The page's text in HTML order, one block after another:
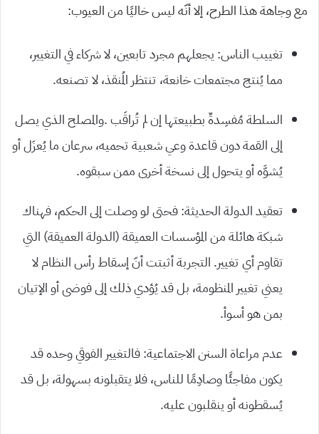
مع وجاهة هذا الطرح، إلا أنّه ليس خاليًا من العيوب:
تغييب الناس: يجعلهم مجرد تابعين، لا شركاء في التغيير،
مما يُنتج مجتمعات خانعة، تنتظر المُنقذ، لا تصنعه.
السلطة مُفسِدةٌ بطبيعتها إن لم تُراقَب .والمصلح الذي يصل
إلى القمة دون قاعدة وعي شعبية تحميه، سرعان ما يُعزَل أو
يُشوَّه أو يتحول إلى نسخة أخرى ممن سبقوه.
تعقيد الدولة الحديثة: فحتى لو وصلت إلى الحكم، فهناك
شبكة هائلة من المؤسسات العميقة (الدولة العميقة) التي
تقاوم أي تغيير. التجربة أثبتت أنّ إسقاط رأس النظام لا
يعني تغيير المنظومة، بل قد يُؤدي ذلك إلى فوضى أو الإتيان
بمن هو أسوأ.
عدم مراعاة السنن الاجتماعية: فالتغيير الفوقي وحده قد
يكون مفاجئًا وصادِمًا للناس، فلا يتقبلونه بسهولة، بل قد
يُسقطونه أو ينقلبون عليه.